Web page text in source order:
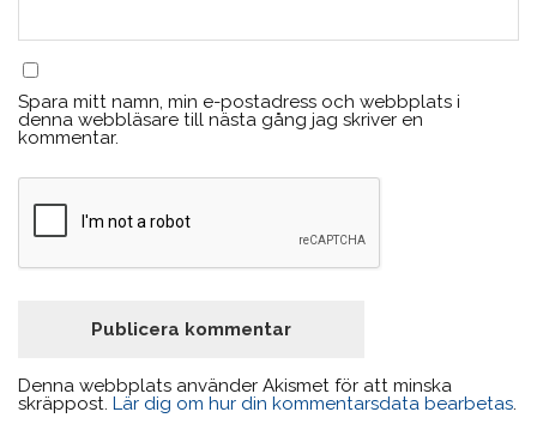
Spara mitt namn, min e-postadress och webbplats i
denna webbläsare till nästa gång jag skriver en
kommentar.
Denna webbplats använder Akismet för att minska
skräppost.Lär dig om hur din kommentarsdata bearbetas